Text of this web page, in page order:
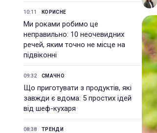
10:11 КОРИСНЕ
Ми роками робимо це
неправильно: 10 неочевидних
речей, яким точно не місце на
підвіконні
09:32 СМАЧНО
Що приготувати з продуктів, які
завжди є вдома: 5 простих ідей
від шеф-кухаря
08:38 ТРЕНДИ